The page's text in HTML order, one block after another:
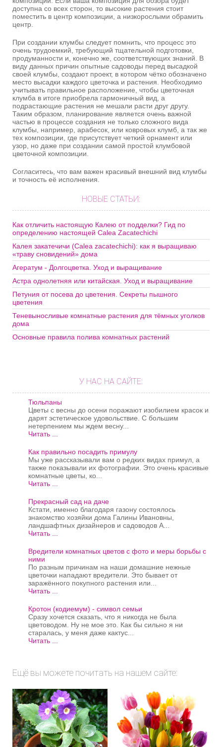
доступна со всех сторон, то высокие растения стоит
поместить в центр композиции, а низкорослыми обрамить
центр.
При создании клумбы следует помнить, что процесс это
очень трудоемкий, требующий тщательной подготовки,
продуманности и, конечно же, соответствующих знаний. В
виду данных причин опытные садоводы перед высадкой
своей клумбы, создают проект, в котором чётко обозначено
место высадки каждого цветочка и растения. Необходимо
учитывать правильное расположение, чтобы цветочная
клумба в итоге приобрела гармоничный вид, а
подрастающие растения не мешали расти друг другу.
Таким образом, планирование является очень важной
частью в процессе создания не только сложного вида
клумбы, например, арабесок, или ковровых клумб, а так же
тех композиции, где присутствует четкий орнамент или
узор, но даже при создании самой простой клумбовой
цветочной композиции.
Согласитесь, что вам важен красивый внешний вид клумбы
и точность её исполнения.
НОВЫЕ СТАТЬИ:
Как отличить настоящую Калею от подделки? Гид по
определению настоящей Calea Zacatechichi
Калея закатечичи (Calea zacatechichi): как я выращиваю
«траву сновидений» дома
Агератум - Долгоцветка. Уход и выращивание
Астра однолетняя или китайская. Уход и выращивание
Петуния от посева до цветения. Секреты пышного
цветения
Теневыносливые комнатные растения для тёмных уголков
дома
Основные правила полива комнатных растений
У НАС НА САЙТЕ:
Тюльпаны
Цветы с весны до осени поражают изобилием красок и
дарят эстетическое удовольствие. С большим
нетерпением мы ждем весну...
Читать ...
Как правильно посадить примулу
Мы уже рассказывали вам о редких видах примул, а
также показывали их фотографии. Это очень красивые
комнатные цветы, ко...
Читать ...
Прекрасный сад на даче
Кстати, именно благодаря газону состоялось
знакомство хозяйки дома Галины Ивановны,
ландшафтных дизайнеров и садоводов А...
Читать ...
Вредители комнатных цветов с фото и меры борьбы с
ними
По разным причинам на наши домашние нежные
цветочки нападают вредители. Это бывает от
заражённого покупного растения или...
Читать ...
Кротон (кодиемум) - символ семьи
Сразу хочется сказать, что я никогда не была
цветоводом. Ну не мое это. Как бы сильно я ни
старалась, у меня даже кактус...
Читать ...
Ещё вы можете почитать на нашем сайте: